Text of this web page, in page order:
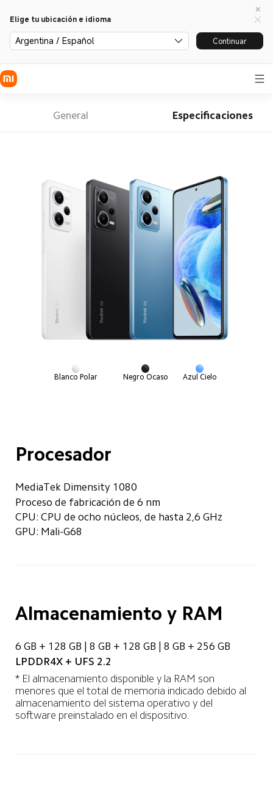
Elige tu ubicación e idioma
Argentina / Español Continuar
General Especificaciones
Blanco Polar Negro Ocaso Azul Cielo
Procesador
MediaTek Dimensity 1080
Proceso de fabricación de 6 nm
CPU: CPU de ocho núcleos, de hasta 2,6 GHz
GPU: Mali-G68
Almacenamiento y RAM
6 GB + 128 GB | 8 GB + 128 GB | 8 GB + 256 GB
LPDDR4X + UFS 2.2
* El almacenamiento disponible y la RAM son
menores que el total de memoria indicado debido al
almacenamiento del sistema operativo y del
software preinstalado en el dispositivo.